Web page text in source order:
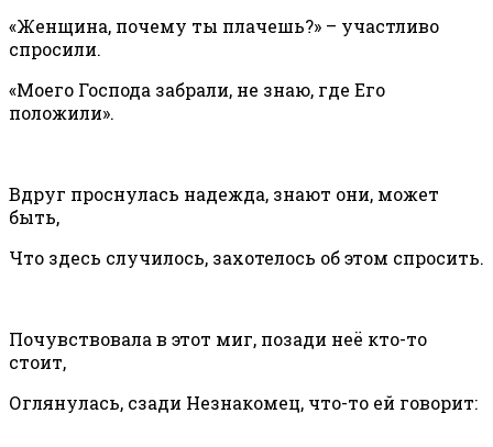
«Женщина, почему ты плачешь?» – участливо
спросили.
«Моего Господа забрали, не знаю, где Его
положили».
Вдруг проснулась надежда, знают они, может
быть,
Что здесь случилось, захотелось об этом спросить.
Почувствовала в этот миг, позади неё кто-то
стоит,
Оглянулась, сзади Незнакомец, что-то ей говорит: